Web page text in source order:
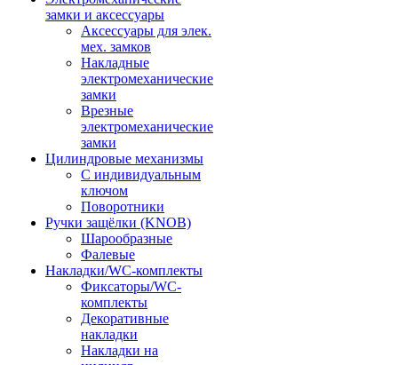
замки и аксессуары
Аксессуары для элек.
мех. замков
Накладные
электромеханические
замки
Врезные
электромеханические
замки
Цилиндровые механизмы
С индивидуальным
ключом
Поворотники
Ручки защёлки (KNOB)
Шарообразные
Фалевые
Накладки/WC-комплекты
Фиксаторы/WC-
комплекты
Декоративные
накладки
Накладки на